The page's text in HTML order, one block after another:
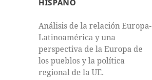
HISPANO
Análisis de la relación Europa-
Latinoamérica y una
perspectiva de la Europa de
los pueblos y la política
regional de la UE.